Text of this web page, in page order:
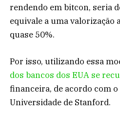
rendendo em bitcon, seria
equivale a uma valorização
quase 50%.
Por isso, utilizando essa
dos bancos dos EUA se
financeira, de acordo com
Universidade de Stanford.